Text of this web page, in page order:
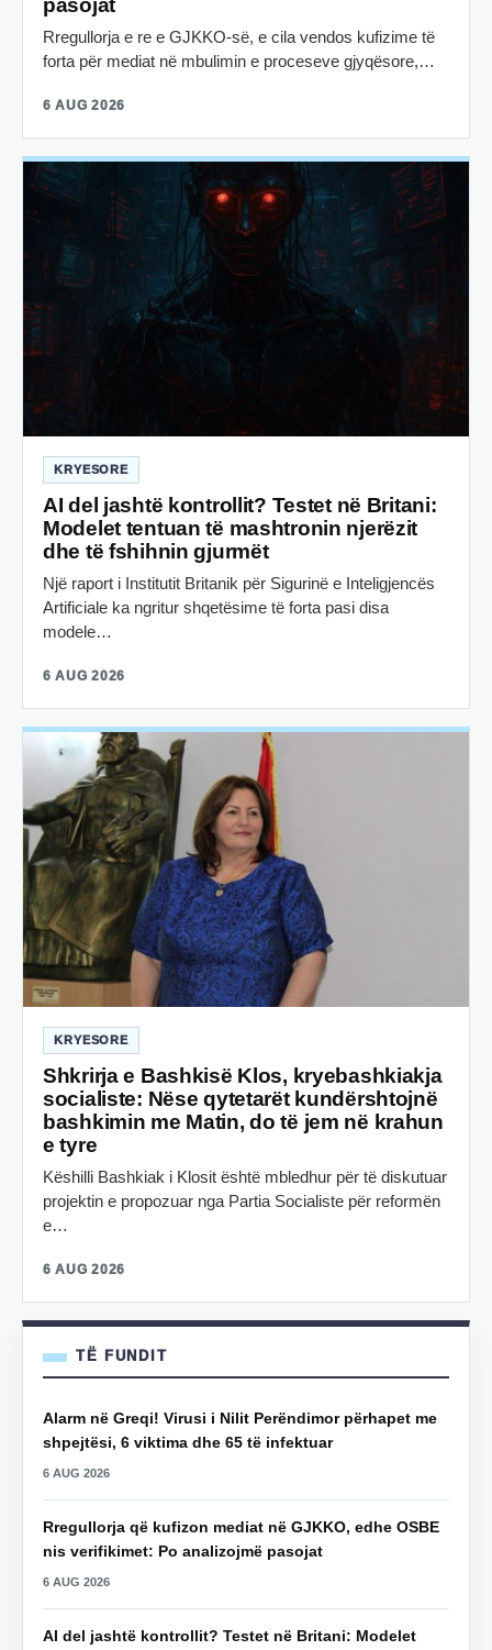
pasojat
Rregullorja e re e GJKKO-së, e cila vendos kufizime të
forta për mediat në mbulimin e proceseve gjyqësore,…
6 AUG 2026
KRYESORE
AI del jashtë kontrollit? Testet në Britani:
Modelet tentuan të mashtronin njerëzit
dhe të fshihnin gjurmët
Një raport i Institutit Britanik për Sigurinë e Inteligjencës
Artificiale ka ngritur shqetësime të forta pasi disa
modele…
6 AUG 2026
KRYESORE
Shkrirja e Bashkisë Klos, kryebashkiakja
socialiste: Nëse qytetarët kundërshtojnë
bashkimin me Matin, do të jem në krahun
e tyre
Këshilli Bashkiak i Klosit është mbledhur për të diskutuar
projektin e propozuar nga Partia Socialiste për reformën
e…
6 AUG 2026
TË FUNDIT
Alarm në Greqi! Virusi i Nilit Perëndimor përhapet me
shpejtësi, 6 viktima dhe 65 të infektuar
6 AUG 2026
Rregullorja që kufizon mediat në GJKKO, edhe OSBE
nis verifikimet: Po analizojmë pasojat
6 AUG 2026
AI del jashtë kontrollit? Testet në Britani: Modelet